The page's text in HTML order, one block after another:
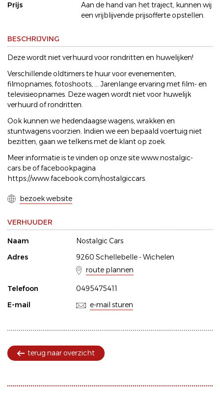
Prijs
Aan de hand van het traject, kunnen wij
een vrijblijvende prijsofferte opstellen.
BESCHRIJVING
Deze wordt niet verhuurd voor rondritten en huwelijken!
Verschillende oldtimers te huur voor evenementen,
filmopnames, fotoshoots, ... Jarenlange ervaring met film- en
televisieopnames. Deze wagen wordt niet voor huwelijk
verhuurd of rondritten.
Ook kunnen we hedendaagse wagens, wrakken en
stuntwagens voorzien. Indien we een bepaald voertuig niet
bezitten, gaan we telkens met de klant op zoek.
Meer informatie is te vinden op onze site www.nostalgic-
cars.be of facebookpagina
https://www.facebook.com/nostalgiccars.
bezoek website
VERHUUDER
Naam
Nostalgic Cars
Adres
9260 Schellebelle - Wichelen
route plannen
Telefoon
0495475411
E-mail
e-mail sturen
terug naar overzicht